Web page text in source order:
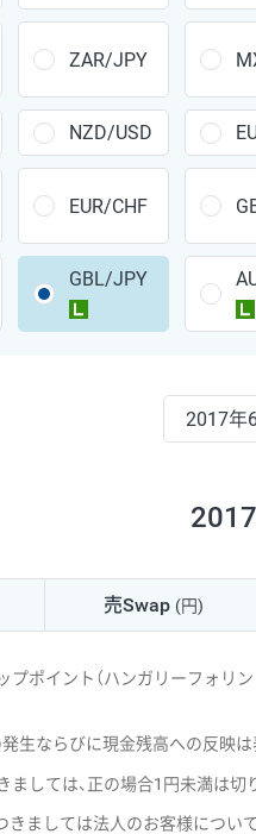
28円
38円
34円
35円
16円
130円
140円
103円
ZAR/JPY
NZD/USD
EUR/CHF
GBL/JPY
売Swap (円)
プポイント（ハンガリーフォ
生ならびに現金残高への反映
ましては、正の場合1円未満は切
きましては法人のお客様につい